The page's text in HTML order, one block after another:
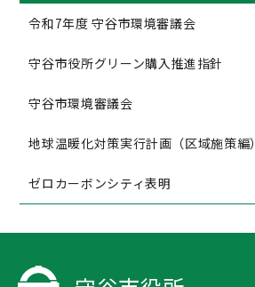
令和7年度 守谷市環境審議会
守谷市役所グリーン購入推進指針
守谷市環境審議会
地球温暖化対策実行計画（区域施策編）
ゼロカーボンシティ表明